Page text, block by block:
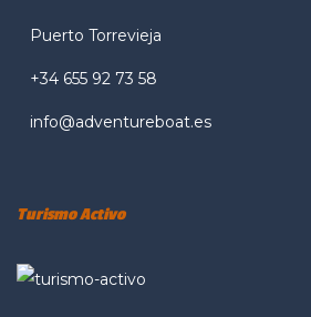
Puerto Torrevieja
+34 655 92 73 58
info@adventureboat.es
Turismo Activo